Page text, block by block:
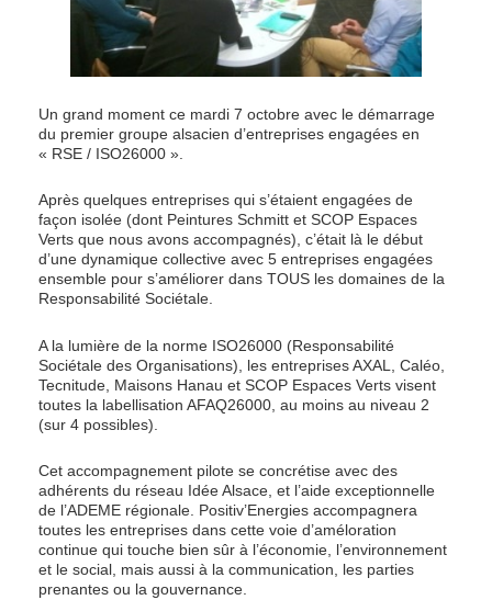
Un grand moment ce mardi 7 octobre avec le démarrage
du premier groupe alsacien d’entreprises engagées en
« RSE / ISO26000 ».
Après quelques entreprises qui s’étaient engagées de
façon isolée (dont Peintures Schmitt et SCOP Espaces
Verts que nous avons accompagnés), c’était là le début
d’une dynamique collective avec 5 entreprises engagées
ensemble pour s’améliorer dans TOUS les domaines de la
Responsabilité Sociétale.
A la lumière de la norme ISO26000 (Responsabilité
Sociétale des Organisations), les entreprises AXAL, Caléo,
Tecnitude, Maisons Hanau et SCOP Espaces Verts visent
toutes la labellisation AFAQ26000, au moins au niveau 2
(sur 4 possibles).
Cet accompagnement pilote se concrétise avec des
adhérents du réseau Idée Alsace, et l’aide exceptionnelle
de l’ADEME régionale. Positiv’Energies accompagnera
toutes les entreprises dans cette voie d’améloration
continue qui touche bien sûr à l’économie, l’environnement
et le social, mais aussi à la communication, les parties
prenantes ou la gouvernance.